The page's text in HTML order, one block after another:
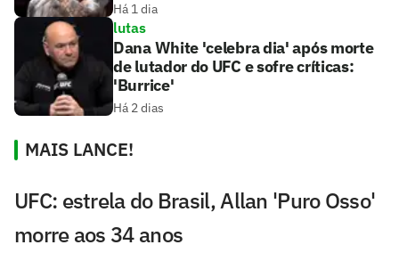
Há 1 dia
lutas
Dana White 'celebra dia' após morte
de lutador do UFC e sofre críticas:
'Burrice'
Há 2 dias
MAIS LANCE!
UFC: estrela do Brasil, Allan 'Puro Osso'
morre aos 34 anos